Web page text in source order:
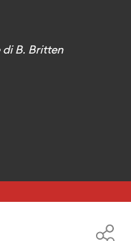
di B. Britten